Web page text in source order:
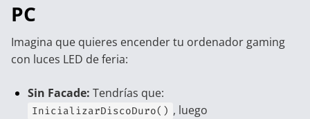
PC
Imagina que quieres encender tu ordenador gaming
con luces LED de feria:
Sin Facade: Tendrías que:
InicializarDiscoDuro() , luego